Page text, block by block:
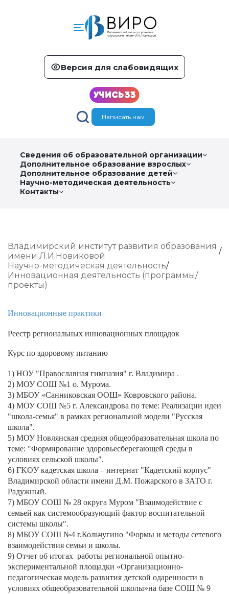
Версия для слабовидящих
Написать нам
Сведения об образовательной организации
Дополнительное образование взрослых
Дополнительное образование детей
Научно-методическая деятельность
Контакты
Владимирский институт развития образования
имени Л.И.Новиковой
Научно-методическая деятельность
Инновационная деятельность (программы/
проекты)
Инновационные практики
Реестр региональных инновационных площадок
Курс по здоровому питанию
1) НОУ "Православная гимназия" г. Владимира .
2) МОУ СОШ №1 о. Мурома.
3) МБОУ «Санниковская ООШ» Ковровского района.
4) МОУ СОШ №5 г. Александрова по теме: Реализации идеи
"школа-семья" в рамках региональной модели "Русская
школа".
5) МОУ Новлянская средняя общеобразовательная школа по
теме: "Формирование здоровьесберегающей среды в
условиях сельской школы".
6) ГKOУ кадетская школа – интернат "Кадетский корпус"
Владимирской области имени Д.М. Пожарского в ЗАТО г.
Радужный.
7) МБОУ СОШ № 28 округа Муром "Взаимодействие с
семьей как системообразующий фактор воспитательной
системы школы".
8) МБОУ СОШ №4 г.Кольчугино "Формы и методы сетевого
взаимодействия семьи и школы.
9) Отчет об итогах работы региональной опытно-
экспериментальной площадки «Организационно-
педагогическая модель развития детской одаренности в
условиях общеобразовательной школы»на базе СОШ № 9